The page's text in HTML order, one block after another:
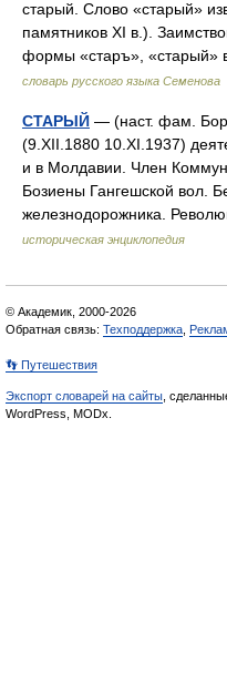
старый. Слово «старый»
памятников XI в.).
формы «старъ»,
словарь русского языка Семенова
СТАРЫЙ — (наст. фам.
(9.XII.1880 10.XI.1937)
и в Молдавии. Член
Бозиены Гангешской вол.
железнодорожника.
историческая энциклопедия
© Академик, 2000-2026
Обратная связь: Техподдержка
👣 Путешествия
Экспорт словарей на сайты ,
WordPress, MODx.